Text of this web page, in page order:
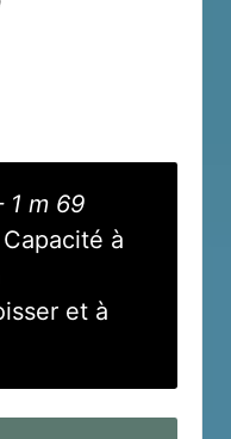
1 m 69
Capacité à
et à